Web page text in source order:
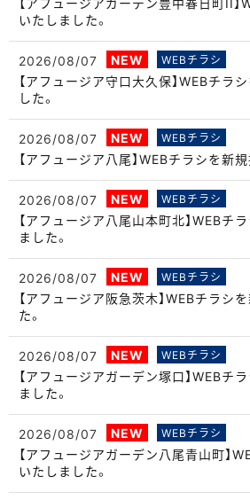
いたしました。
2026/08/07 NEW WEBチラシ
【アフュージア守口大久保】WEBチラ
した。
2026/08/07 NEW WEBチラシ
【アフュージア八尾】WEBチラシを新
2026/08/07 NEW WEBチラシ
【アフュージア八尾山本町北】WEBチ
ました。
2026/08/07 NEW WEBチラシ
【アフュージア阪急茨木】WEBチラシ
た。
2026/08/07 NEW WEBチラシ
【アフュージアガーデン塚口】WEBチ
ました。
2026/08/07 NEW WEBチラシ
【アフュージアガーデン八尾青山町】
いたしました。